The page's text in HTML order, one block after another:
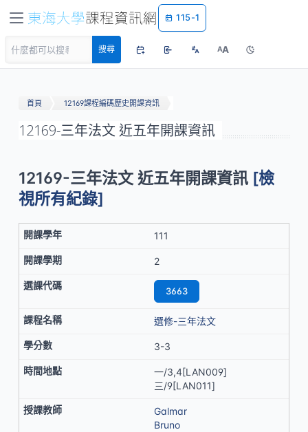
115-1
搜尋 AA
首頁 12169課程編碼歷史開課資訊
12169-三年法文 近五年開課資訊
12169-三年法文 近五年開課資訊 [檢
視所有紀錄]
111
2
3663
選修-三年法文
3-3
一/3,4[LAN009]
三/9[LAN011]
Galmar
Bruno